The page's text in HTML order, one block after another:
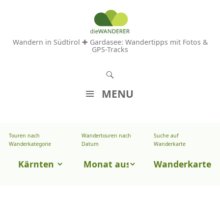
Wandern in Südtirol ✚ Gardasee: Wandertipps mit Fotos &
GPS-Tracks
MENU
M
Touren nach
Wanderkategorie
Touren
Wandertouren nach
Datum
Wandertouren
Datum
Suche auf
Wanderkarte
Wanderkarte